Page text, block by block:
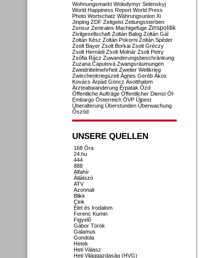
Wohnungsmarkt Wolodymyr Selenskyj
World Happiness Report World Press
Photo Wortschatz Währungsunion Xi
Jinping ZDF Zeitgeist Zeitungssterben
Zensur Zentrales Machtgefüge Zinspolitik
Zivilgesellschaft Zoltán Balog Zoltán Gál
Zoltán Kész Zoltán Pokorni Zoltán Spéder
Zsolt Bayer Zsolt Borkai Zsolt Gréczy
Zsolt Hernádi Zsolt Molnár Zsolt Petry
Zsófia Rácz Zuwanderungsbeschränkung
Zuzana Čaputová Zwangsräumungen
Zweidrittelmehrheit Zweiter Weltkrieg
Zwischenkriegszeit Ágnes Geréb Ákos
Kovács Árpád Göncz Ásotthalom
Ärzteabwanderung Érpatak Ózd
Öffentliche Aufträge Öffentlicher Dienst Öl-
Embargo Österreich ÖVP Újpest
Überalterung Überstunden Überwachung
Őszöd
UNSERE QUELLEN
168 Óra
24.hu
444
888
Alfahír
Átlátszó
ATV
Azonnali
Blikk
Cink
Élet és Irodalom
Ferenc Kumin
Figyelő
Gábor Török
Galamus
Gondola
Hetek
Heti Válasz
Heti Világgazdaság (HVG)